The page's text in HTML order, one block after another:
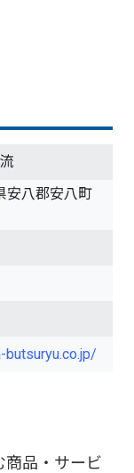
安八郡安八町
商品・サービ